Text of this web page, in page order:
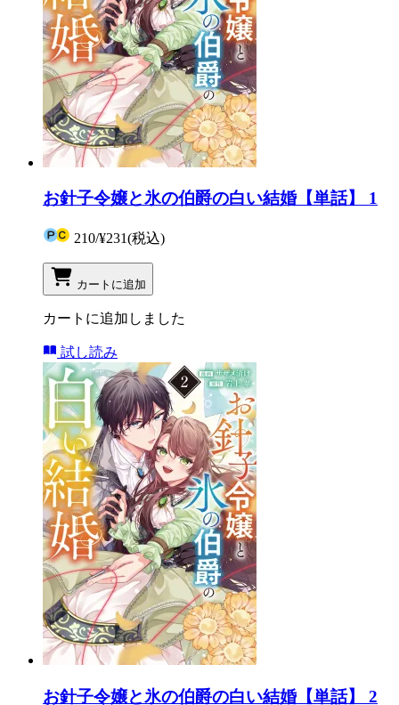
お針子令嬢と氷の伯爵の白い結婚【単話】 1
210/¥231(税込)
カートに追加
カートに追加しました
試し読み
お針子令嬢と氷の伯爵の白い結婚【単話】 2